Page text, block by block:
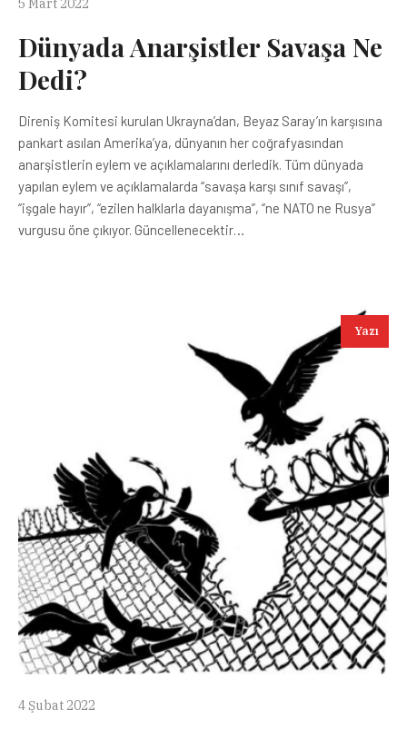
5 Mart 2022
Dünyada Anarşistler Savaşa Ne
Dedi?
Direniş Komitesi kurulan Ukrayna’dan, Beyaz Saray’ın karşısına
pankart asılan Amerika’ya, dünyanın her coğrafyasından
anarşistlerin eylem ve açıklamalarını derledik. Tüm dünyada
yapılan eylem ve açıklamalarda “savaşa karşı sınıf savaşı”,
“işgale hayır”, “ezilen halklarla dayanışma”, “ne NATO ne Rusya”
vurgusu öne çıkıyor. Güncellenecektir…
Yazı
4 Şubat 2022